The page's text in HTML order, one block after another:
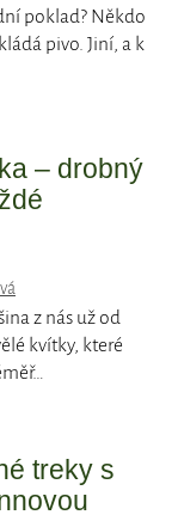
poklad? Někdo
pivo. Jiní, a k
– drobný
z nás už od
kvítky, které
treky s